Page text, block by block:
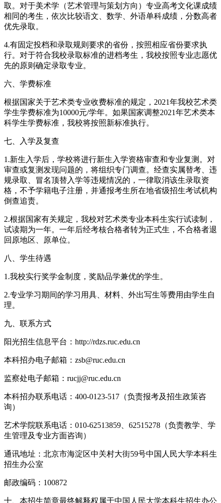
取。对于美术学（艺术管理与策划方向）专业高考文化课成绩
相同的考生，依次比较语文、数学、外语单科成绩，分数高者
优先录取。
4.有固定投档和录取规则要求的省份，按照相应省份要求执
行。对于符合我校录取标准的进档考生，我校按照专业志愿优
先的原则确定录取专业。
六、学费标准
根据国家关于艺术类专业收费标准的规定，2021年我校艺术类
学生学费标准为10000元/学年。如果国家调整2021年艺术类本
科学生学费标准，我校将按照新标准执行。
七、入学及复查
1.新生入学后，学校将进行新生入学资格审查和专业复测。对
审查或复测发现问题的，将组织专门调查。经查实属替考、违
规录取、冒名顶替入学等违规情况的，一律取消该生录取资
格，不予学籍电子注册，并通报考生所在地省级招生考试机构
倒查追责。
2.根据国家有关规定，我校对艺术类专业本科生实行试读制，
试读期为一年。一年后经考核合格者转为正式生，不合格者退
回原地区、原单位。
八、学生待遇
1.我校实行奖学金制度，奖励品学兼优的学生。
2.专业学习期间的学习用具、材料、外出写生等费用由学生自
理。
九、联系方式
阳光招生信息平台：http://rdzs.ruc.edu.cn
本科招办电子邮箱：zsb@ruc.edu.cn
监察处电子邮箱：rucjj@ruc.edu.cn
本科招办联系电话：400-0123-517（负责报考及招生政策咨
询）
艺术学院联系电话：010-62513859、62515278（负责教学、学
生管理及专业方面咨询）
通讯地址：北京市海淀区中关村大街59号中国人民大学本科生
招生办公室
邮政编码：100872
十、本招生简章最终解释权属于中国人民大学本科生招生办公